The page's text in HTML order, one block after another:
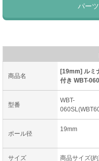
商品名
[19mm] ルミ
付き WBT-
型番
WBT-
ポール径
19mm
サイズ 商品サイズ(